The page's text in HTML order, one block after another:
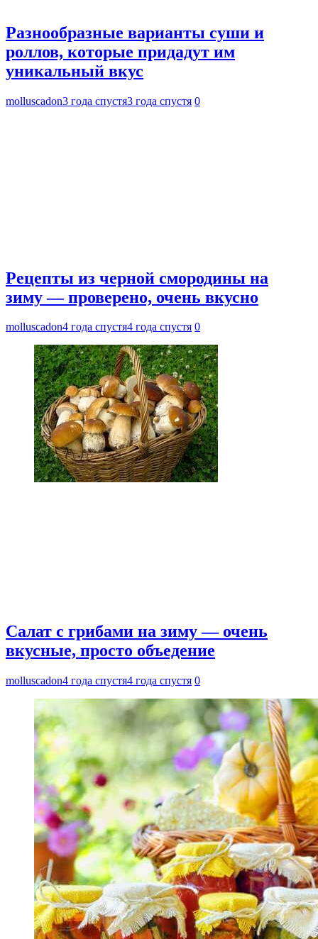
Разнообразные варианты суши и
роллов, которые придадут им
уникальный вкус
molluscadon3 года спустя3 года спустя 0
Рецепты из черной смородины на
зиму — проверено, очень вкусно
molluscadon4 года спустя4 года спустя 0
Салат с грибами на зиму — очень
вкусные, просто объедение
molluscadon4 года спустя4 года спустя 0